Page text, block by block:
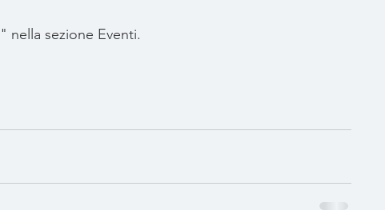
" nella sezione Eventi.